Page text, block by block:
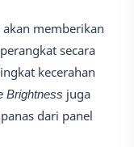
memberikan
secara
kecerahan
Brightness juga
dari panel